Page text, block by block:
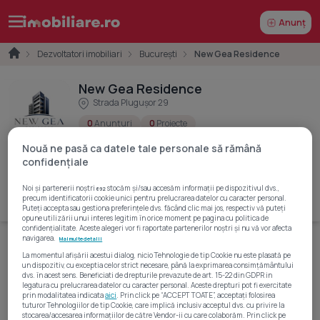
Anunț
Dezvoltatori imobiliari București New Gea Residence
New Gea Residence
Strada Plugușor 29
0Anunțuri 0 Proiecte
NEW GEA RESIDENCE SRL CUI: RO43010423
Reg. Comerț.: J40/11101/2020
Cere detalii Vezi telefon
Acest dezvoltator nu are ansambluri rezidențiale
disponibile în prezent.
Nouă ne pasă ca datele tale personale să rămână
confidențiale
Noi și partenerii noștri692 stocăm și/sau accesăm informații pe dispozitivul dvs.,
precum identificatorii cookie unici pentru prelucrarea datelor cu caracter personal.
Puteți accepta sau gestiona preferințele dvs. făcând clic mai jos, respectiv vă puteți
opune utilizării unui interes legitim în orice moment pe pagina cu politica de
confidențialitate. Aceste alegeri vor fi raportate partenerilor noștri și nu vă vor afecta
navigarea.
Mai multe detalii
La momentul afișării acestui dialog, nicio Tehnologie de tip Cookie nu este plasată pe
un dispozitiv, cu exceptia celor strict necesare, până la exprimarea consimțământului
dvs. în acest sens. Beneficiati de drepturile prevazute de art. 15-22 din GDPR in
legatura cu prelucrarea datelor cu caracter personal. Aceste drepturi pot fi exercitate
prin modalitatea indicataaici. Prin click pe “ACCEPT TOATE”, acceptați folosirea
tuturor Tehnologiilor de tip Cookie, care implică inclusiv acceptul dvs. cu privire la
stocarea/accesarea informațiilor de către Vendor-ii cu care colaborăm. Prin click pe